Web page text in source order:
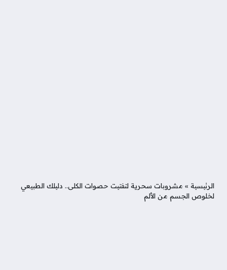
الرئيسية » مشروبات سحرية لتفتيت حصوات الكلى.. دليلك الطبيعي
لخلوص الجسم من الألم